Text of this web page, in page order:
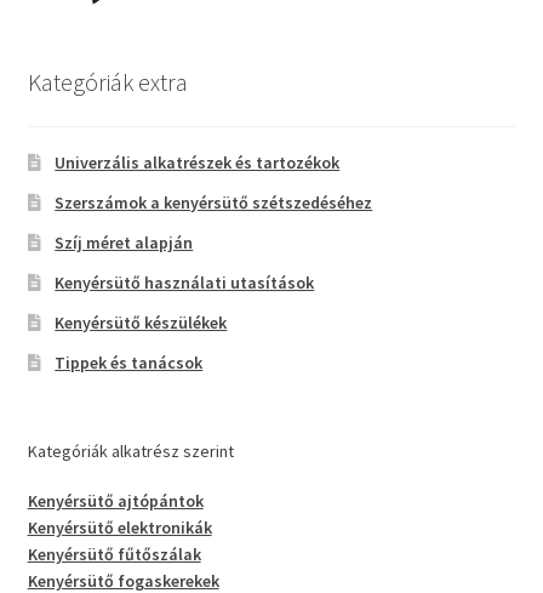
Kategóriák extra
Univerzális alkatrészek és tartozékok
Szerszámok a kenyérsütő szétszedéséhez
Szíj méret alapján
Kenyérsütő használati utasítások
Kenyérsütő készülékek
Tippek és tanácsok
Kategóriák alkatrész szerint
Kenyérsütő ajtópántok
Kenyérsütő elektronikák
Kenyérsütő fűtőszálak
Kenyérsütő fogaskerekek